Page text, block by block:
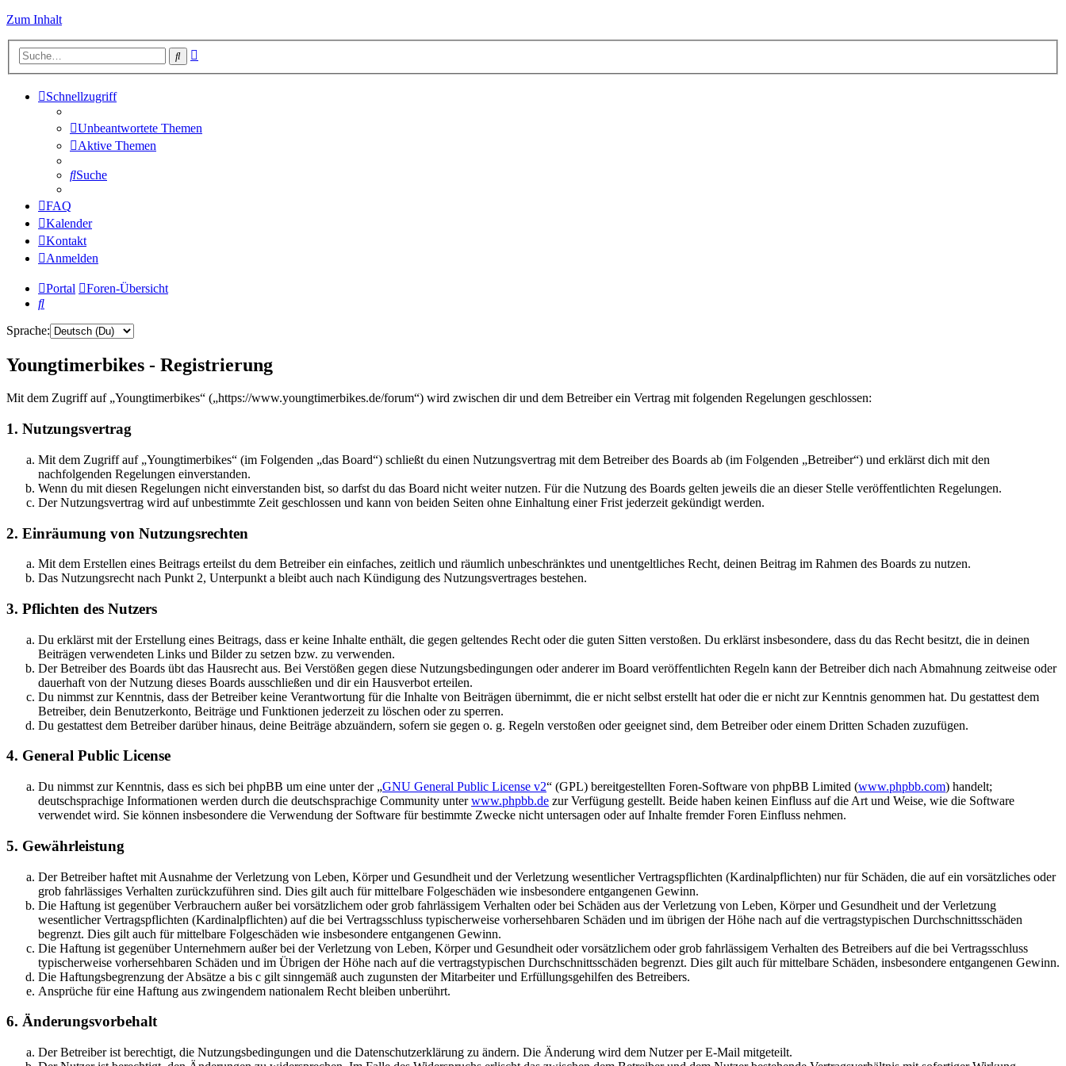
Zum Inhalt
Suche
Schnellzugriff
Unbeantwortete Themen
Aktive Themen
Suche
FAQ
Kalender
Kontakt
Anmelden
Portal
Foren-Übersicht
Suche
Sprache:
Youngtimerbikes - Registrierung
Mit dem Zugriff auf „Youngtimerbikes“ („https://www.youngtimerbikes.de/forum“) wird zwischen dir und dem Betreiber ein Vertrag mit folgenden Regelungen geschlossen:
1. Nutzungsvertrag
Mit dem Zugriff auf „Youngtimerbikes“ (im Folgenden „das Board“) schließt du einen Nutzungsvertrag mit dem Betreiber des Boards ab (im Folgenden „Betreiber“) und erklärst dich mit den
nachfolgenden Regelungen einverstanden.
Wenn du mit diesen Regelungen nicht einverstanden bist, so darfst du das Board nicht weiter nutzen. Für die Nutzung des Boards gelten jeweils die an dieser Stelle veröffentlichten Regelungen.
Der Nutzungsvertrag wird auf unbestimmte Zeit geschlossen und kann von beiden Seiten ohne Einhaltung einer Frist jederzeit gekündigt werden.
2. Einräumung von Nutzungsrechten
Mit dem Erstellen eines Beitrags erteilst du dem Betreiber ein einfaches, zeitlich und räumlich unbeschränktes und unentgeltliches Recht, deinen Beitrag im Rahmen des Boards zu nutzen.
Das Nutzungsrecht nach Punkt 2, Unterpunkt a bleibt auch nach Kündigung des Nutzungsvertrages bestehen.
3. Pflichten des Nutzers
Du erklärst mit der Erstellung eines Beitrags, dass er keine Inhalte enthält, die gegen geltendes Recht oder die guten Sitten verstoßen. Du erklärst insbesondere, dass du das Recht besitzt, die in deinen
Beiträgen verwendeten Links und Bilder zu setzen bzw. zu verwenden.
Der Betreiber des Boards übt das Hausrecht aus. Bei Verstößen gegen diese Nutzungsbedingungen oder anderer im Board veröffentlichten Regeln kann der Betreiber dich nach Abmahnung zeitweise oder
dauerhaft von der Nutzung dieses Boards ausschließen und dir ein Hausverbot erteilen.
Du nimmst zur Kenntnis, dass der Betreiber keine Verantwortung für die Inhalte von Beiträgen übernimmt, die er nicht selbst erstellt hat oder die er nicht zur Kenntnis genommen hat. Du gestattest dem
Betreiber, dein Benutzerkonto, Beiträge und Funktionen jederzeit zu löschen oder zu sperren.
Du gestattest dem Betreiber darüber hinaus, deine Beiträge abzuändern, sofern sie gegen o. g. Regeln verstoßen oder geeignet sind, dem Betreiber oder einem Dritten Schaden zuzufügen.
4. General Public License
Du nimmst zur Kenntnis, dass es sich bei phpBB um eine unter der „GNU General Public License v2“ (GPL) bereitgestellten Foren-Software von phpBB Limited (www.phpbb.com) handelt;
deutschsprachige Informationen werden durch die deutschsprachige Community unterwww.phpbb.de zur Verfügung gestellt. Beide haben keinen Einfluss auf die Art und Weise, wie die Software
verwendet wird. Sie können insbesondere die Verwendung der Software für bestimmte Zwecke nicht untersagen oder auf Inhalte fremder Foren Einfluss nehmen.
5. Gewährleistung
Der Betreiber haftet mit Ausnahme der Verletzung von Leben, Körper und Gesundheit und der Verletzung wesentlicher Vertragspflichten (Kardinalpflichten) nur für Schäden, die auf ein vorsätzliches oder
grob fahrlässiges Verhalten zurückzuführen sind. Dies gilt auch für mittelbare Folgeschäden wie insbesondere entgangenen Gewinn.
Die Haftung ist gegenüber Verbrauchern außer bei vorsätzlichem oder grob fahrlässigem Verhalten oder bei Schäden aus der Verletzung von Leben, Körper und Gesundheit und der Verletzung
wesentlicher Vertragspflichten (Kardinalpflichten) auf die bei Vertragsschluss typischerweise vorhersehbaren Schäden und im übrigen der Höhe nach auf die vertragstypischen Durchschnittsschäden
begrenzt. Dies gilt auch für mittelbare Folgeschäden wie insbesondere entgangenen Gewinn.
Die Haftung ist gegenüber Unternehmern außer bei der Verletzung von Leben, Körper und Gesundheit oder vorsätzlichem oder grob fahrlässigem Verhalten des Betreibers auf die bei Vertragsschluss
typischerweise vorhersehbaren Schäden und im Übrigen der Höhe nach auf die vertragstypischen Durchschnittsschäden begrenzt. Dies gilt auch für mittelbare Schäden, insbesondere entgangenen Gewinn.
Die Haftungsbegrenzung der Absätze a bis c gilt sinngemäß auch zugunsten der Mitarbeiter und Erfüllungsgehilfen des Betreibers.
Ansprüche für eine Haftung aus zwingendem nationalem Recht bleiben unberührt.
6. Änderungsvorbehalt
Der Betreiber ist berechtigt, die Nutzungsbedingungen und die Datenschutzerklärung zu ändern. Die Änderung wird dem Nutzer per E-Mail mitgeteilt.